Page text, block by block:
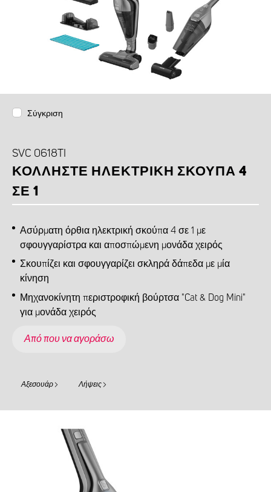
Σύγκριση
SVC 0618TI
ΚΟΛΛΉΣΤΕ ΗΛΕΚΤΡΙΚΉ ΣΚΟΎΠΑ 4
ΣΕ 1
Ασύρματη όρθια ηλεκτρική σκούπα 4 σε 1 με
σφουγγαρίστρα και αποσπώμενη μονάδα χειρός
Σκουπίζει και σφουγγαρίζει σκληρά δάπεδα με μία
κίνηση
Μηχανοκίνητη περιστροφική βούρτσα "Cat & Dog Mini"
για μονάδα χειρός
Από που να αγοράσω
Αξεσουάρ Λήψεις